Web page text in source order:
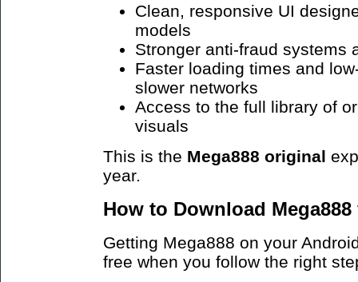
Clean, responsive UI
models
Stronger anti-fraud systems
Faster loading times and
slower networks
Access to the full library of
visuals
This is the Mega888 original
year.
How to Download
Getting Mega888 on your
free when you follow the right